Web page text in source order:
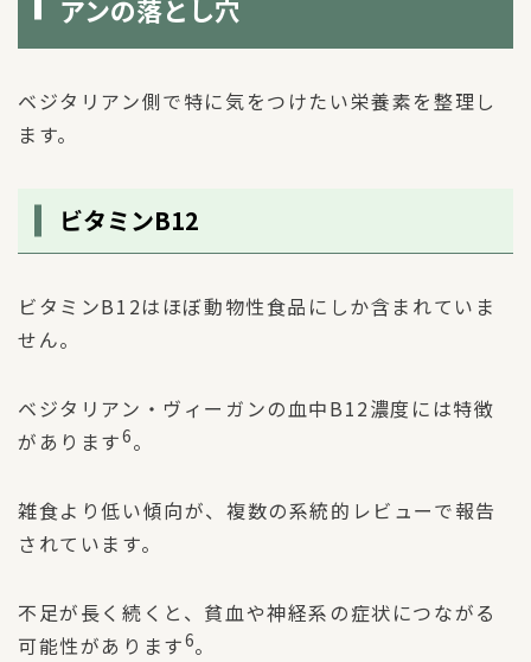
アンの落とし穴
ベジタリアン側で特に気をつけたい栄養素を整理し
ます。
ビタミンB12
ビタミンB12はほぼ動物性食品にしか含まれていま
せん。
ベジタリアン・ヴィーガンの血中B12濃度には特徴
があります6。
雑食より低い傾向が、複数の系統的レビューで報告
されています。
不足が長く続くと、貧血や神経系の症状につながる
可能性があります6。